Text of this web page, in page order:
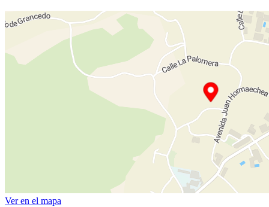
Ver en el mapa